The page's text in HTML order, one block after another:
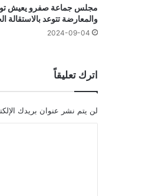
مجلس جماعة صفرو يعيش
والمعارضة تتوعد بالاستقالة
2024-09-04
اترك تعليقاً
لن يتم نشر عنوان بريدك